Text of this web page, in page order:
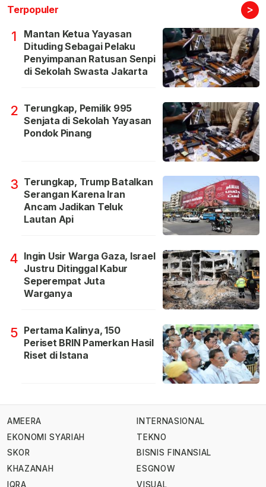
Terpopuler >
1
Mantan Ketua Yayasan
Dituding Sebagai Pelaku
Penyimpanan Ratusan Senpi
di Sekolah Swasta Jakarta
2 Terungkap, Pemilik 995
Senjata di Sekolah Yayasan
Pondok Pinang
3 Terungkap, Trump Batalkan
Serangan Karena Iran
Ancam Jadikan Teluk
Lautan Api
4 Ingin Usir Warga Gaza, Israel
Justru Ditinggal Kabur
Seperempat Juta
Warganya
5 Pertama Kalinya, 150
Periset BRIN Pamerkan Hasil
Riset di Istana
AMEERA
EKONOMI SYARIAH
SKOR
KHAZANAH
IQRA
INTERNASIONAL
TEKNO
BISNIS FINANSIAL
ESGNOW
VISUAL